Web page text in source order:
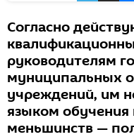
Согласно
руководителям
муниципальных
учреждений, им
языком
меньшинств —